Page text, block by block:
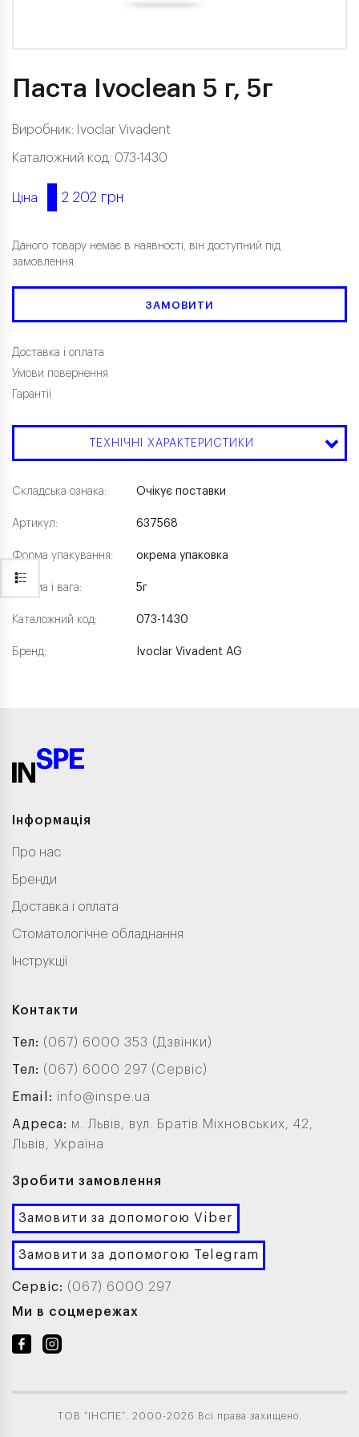
Паста Ivoclean 5 г, 5г
Виробник: Ivoclar Vivadent
Каталожний код: 073-1430
Ціна 2 202 грн
Даного товару немає в наявності, він доступний під
замовлення.
ЗАМОВИТИ
Доставка і оплата
Умови повернення
Гарантії
ТЕХНІЧНІ ХАРАКТЕРИСТИКИ
Складська ознака:
Артикул:
Форма упакування:
Форма і вага:
Каталожний код:
Бренд:
Очікує поставки
637568
окрема упаковка
5г
073-1430
Ivoclar Vivadent AG
Інформація
Про нас
Бренди
Доставка і оплата
Стоматологічне обладнання
Інструкції
Контакти
Тел: (067) 6000 353 (Дзвінки)
Тел: (067) 6000 297 (Сервіс)
Email: info@inspe.ua
Адреса: м. Львів, вул. Братів Міхновських, 42,
Львів, Україна
Зробити замовлення
Замовити за допомогою Viber
Замовити за допомогою Telegram
Сервіс: (067) 6000 297
Ми в соцмережах
ТОВ “ІНСПЕ”. 2000-2026 Всі права захищено.